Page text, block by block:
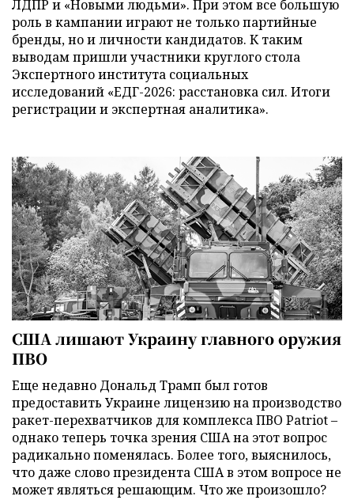
ЛДПР и «Новыми людьми». При этом все большую
роль в кампании играют не только партийные
бренды, но и личности кандидатов. К таким
выводам пришли участники круглого стола
Экспертного института социальных
исследований «ЕДГ-2026: расстановка сил. Итоги
регистрации и экспертная аналитика».
США лишают Украину главного оружия
ПВО
Еще недавно Дональд Трамп был готов
предоставить Украине лицензию на производство
ракет-перехватчиков для комплекса ПВО Patriot –
однако теперь точка зрения США на этот вопрос
радикально поменялась. Более того, выяснилось,
что даже слово президента США в этом вопросе не
может являться решающим. Что же произошло?